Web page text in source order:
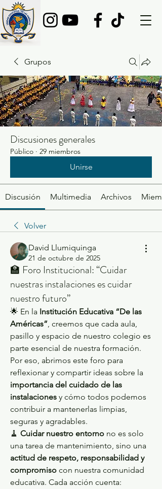
Grupos
Discusiones generales
Público · 29 miembros
Unirse
Discusión Multimedia Archivos
Volver
David Llumiquinga
21 de octubre de 2025
🏫 Foro Institucional: “Cuidar
nuestras instalaciones es cuidar
nuestro futuro”
🌟 En la Institución Educativa “De las
Américas”, creemos que cada aula,
pasillo y espacio de nuestro colegio es
parte esencial de nuestra formación.
Por eso, abrimos este foro para
importancia del cuidado de las
instalaciones y cómo todos podemos
contribuir a mantenerlas limpias,
seguras y agradables.
🧹 Cuidar nuestro entorno no es solo
actitud de respeto, responsabilidad y
compromiso con nuestra comunidad
educativa. Cada acción cuenta: